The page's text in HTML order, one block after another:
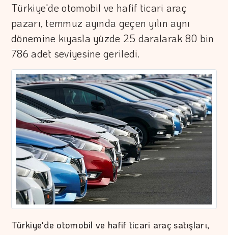
Türkiye'de otomobil ve hafif ticari araç
pazarı, temmuz ayında geçen yılın aynı
dönemine kıyasla yüzde 25 daralarak 80 bin
786 adet seviyesine geriledi.
Türkiye'de otomobil ve hafif ticari araç satışları,